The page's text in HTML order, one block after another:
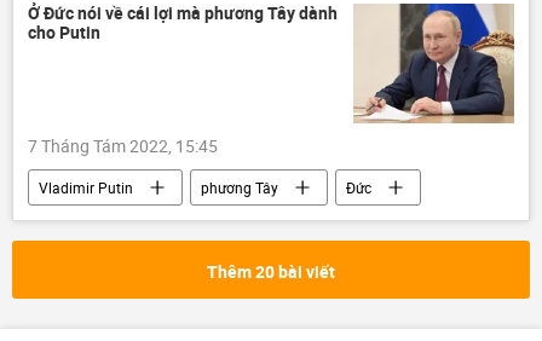
Ở Đức nói về cái lợi mà phương Tây dành
cho Putin
7 Tháng Tám 2022, 15:45
Vladimir Putin phương Tây
Đức
Các biện pháp trừng phạt chống Nga
Báo chí thế giới
Thêm 20 bài viết